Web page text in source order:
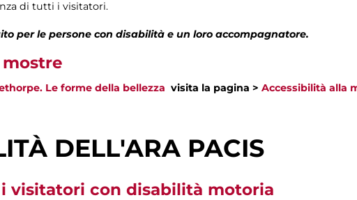
di tutti i visitatori.
per le persone con disabilità e un loro accompagnatore.
Le forme della bellezza visita la pagina > Accessibilità alla
DELL'ARA PACIS
visitatori con disabilità motoria